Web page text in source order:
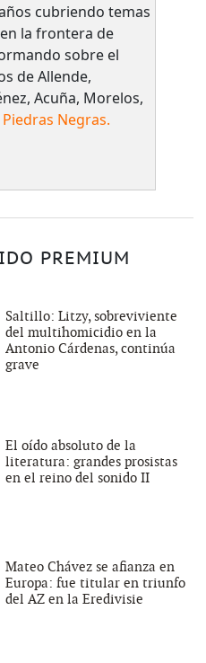
cubriendo temas
la frontera de
sobre el
de Allende,
Acuña, Morelos,
Piedras Negras.
PREMIUM
Saltillo: Litzy, sobreviviente
del multihomicidio en la
Antonio Cárdenas, continúa
grave
El oído absoluto de la
literatura: grandes prosistas
en el reino del sonido II
Mateo Chávez se afianza en
Europa: fue titular en triunfo
del AZ en la Eredivisie